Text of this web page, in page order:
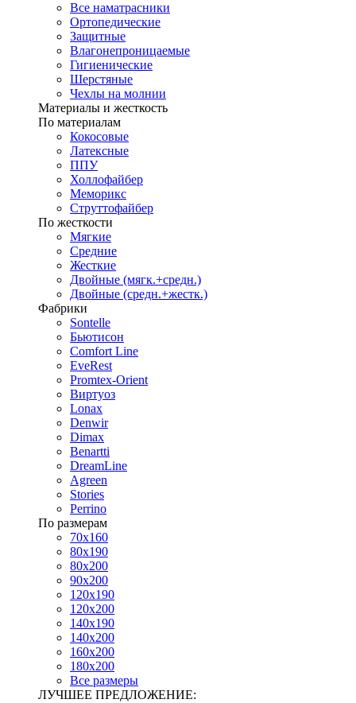
Все наматрасники
Ортопедические
Защитные
Влагонепроницаемые
Гигиенические
Шерстяные
Чехлы на молнии
Материалы и жесткость
По материалам
Кокосовые
Латексные
ППУ
Холлофайбер
Меморикс
Струттофайбер
По жесткости
Мягкие
Средние
Жесткие
Двойные (мягк.+средн.)
Двойные (средн.+жестк.)
Фабрики
Sontelle
Бьютисон
Comfort Line
EveRest
Promtex-Orient
Виртуоз
Lonax
Denwir
Dimax
Benartti
DreamLine
Agreen
Stories
Perrino
По размерам
70х160
80х190
80х200
90х200
120х190
120х200
140х190
140х200
160х200
180х200
Все размеры
ЛУЧШЕЕ ПРЕДЛОЖЕНИЕ: